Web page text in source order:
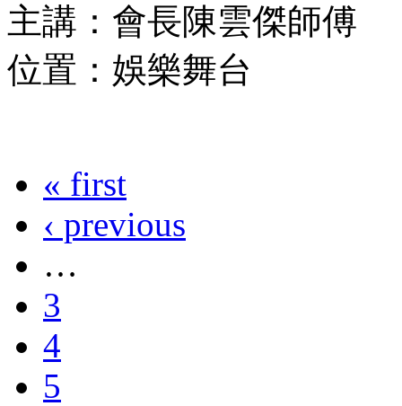
主講：會長陳雲傑師傅
位置：娛樂舞台
« first
‹ previous
…
3
4
5